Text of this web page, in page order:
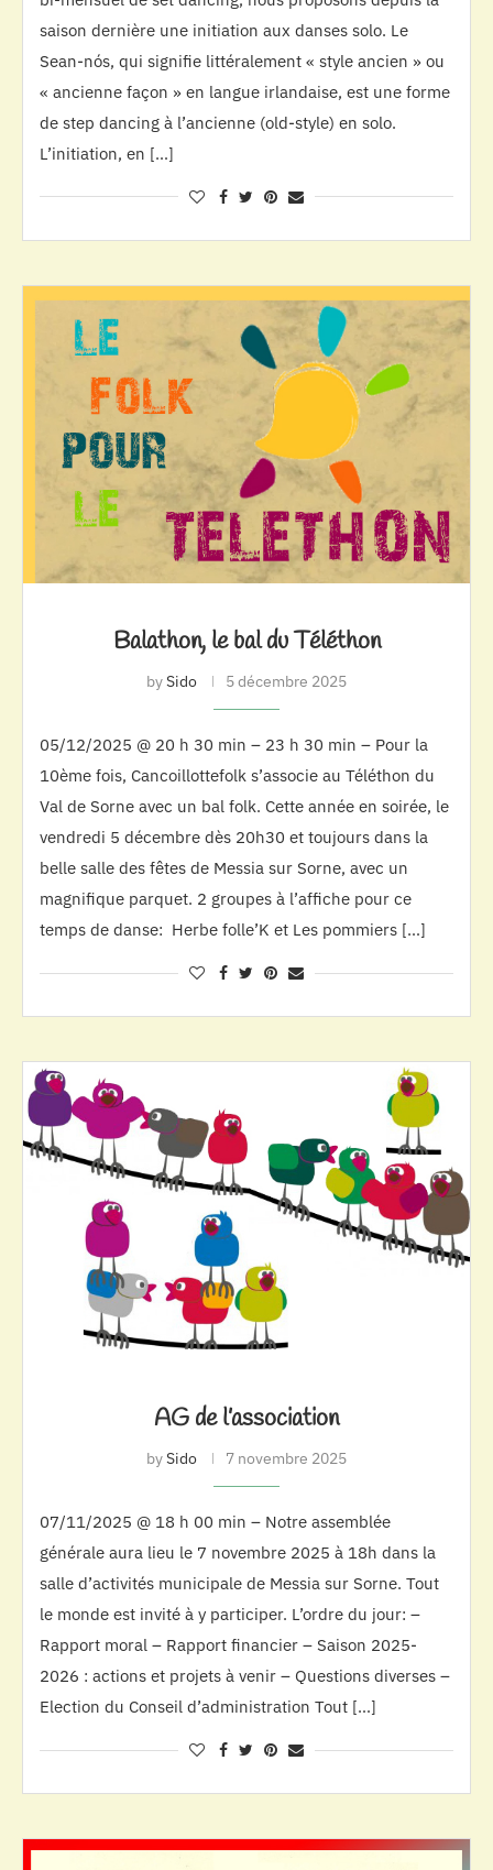
saison dernière une initiation aux danses solo. Le
Sean-nós, qui signifie littéralement « style ancien » ou
« ancienne façon » en langue irlandaise, est une forme
de step dancing à l’ancienne (old-style) en solo.
L’initiation, en […]
Balathon, le bal du Téléthon
bySido 5 décembre 2025
05/12/2025 @ 20 h 30 min – 23 h 30 min – Pour la
10ème fois, Cancoillottefolk s’associe au Téléthon du
Val de Sorne avec un bal folk. Cette année en soirée, le
vendredi 5 décembre dès 20h30 et toujours dans la
belle salle des fêtes de Messia sur Sorne, avec un
magnifique parquet. 2 groupes à l’affiche pour ce
temps de danse: Herbe folle’K et Les pommiers […]
AG de l’association
bySido 7 novembre 2025
07/11/2025 @ 18 h 00 min – Notre assemblée
générale aura lieu le 7 novembre 2025 à 18h dans la
salle d’activités municipale de Messia sur Sorne. Tout
le monde est invité à y participer. L’ordre du jour: –
Rapport moral – Rapport financier – Saison 2025-
2026 : actions et projets à venir – Questions diverses –
Election du Conseil d’administration Tout […]